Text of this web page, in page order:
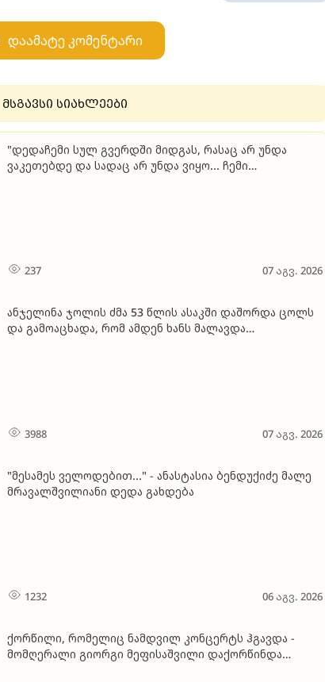
დაამატე კომენტარი
მსგავსი სიახლეები
"დედაჩემი სულ გვერდში მიდგას, რასაც არ უნდა
ვაკეთებდე და სადაც არ უნდა ვიყო... ჩემი
237 07 აგვ. 2026
ანჯელინა ჯოლის ძმა 53 წლის ასაკში დაშორდა ცოლს
და გამოაცხადა, რომ ამდენ ხანს მალავდა
3988 07 აგვ. 2026
"მესამეს ველოდებით..." - ანასტასია ბენდუქიძე მალე
მრავალშვილიანი დედა გახდება
1232 06 აგვ. 2026
ქორწილი, რომელიც ნამდვილ კონცერტს ჰგავდა -
მომღერალი გიორგი მეფისაშვილი დაქორწინდა